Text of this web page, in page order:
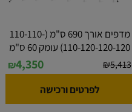
מדפים אורך 690 ס"מ (110-110-
110-120-120-120) עומק 60 ס"מ
₪5,413
₪4,350
לפרטים ורכישה